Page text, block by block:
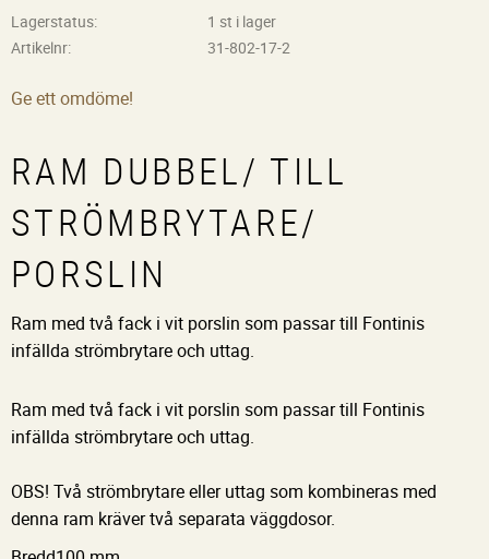
Lagerstatus
1 st i lager
Artikelnr
31-802-17-2
Ge ett omdöme!
RAM DUBBEL/ TILL
STRÖMBRYTARE/
PORSLIN
Ram med två fack i vit porslin som passar till Fontinis
infällda strömbrytare och uttag.
Ram med två fack i vit porslin som passar till Fontinis
infällda strömbrytare och uttag.
OBS! Två strömbrytare eller uttag som kombineras med
denna ram kräver två separata väggdosor.